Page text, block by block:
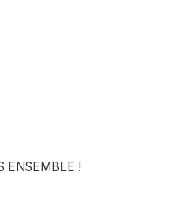
ENSEMBLE !